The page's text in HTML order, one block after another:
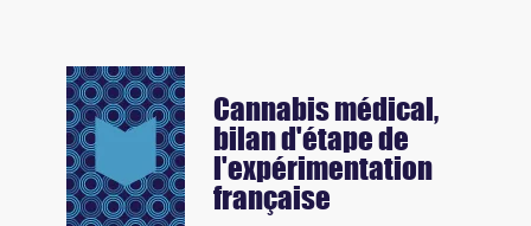
Cannabis médical,
bilan d'étape de
l'expérimentation
française